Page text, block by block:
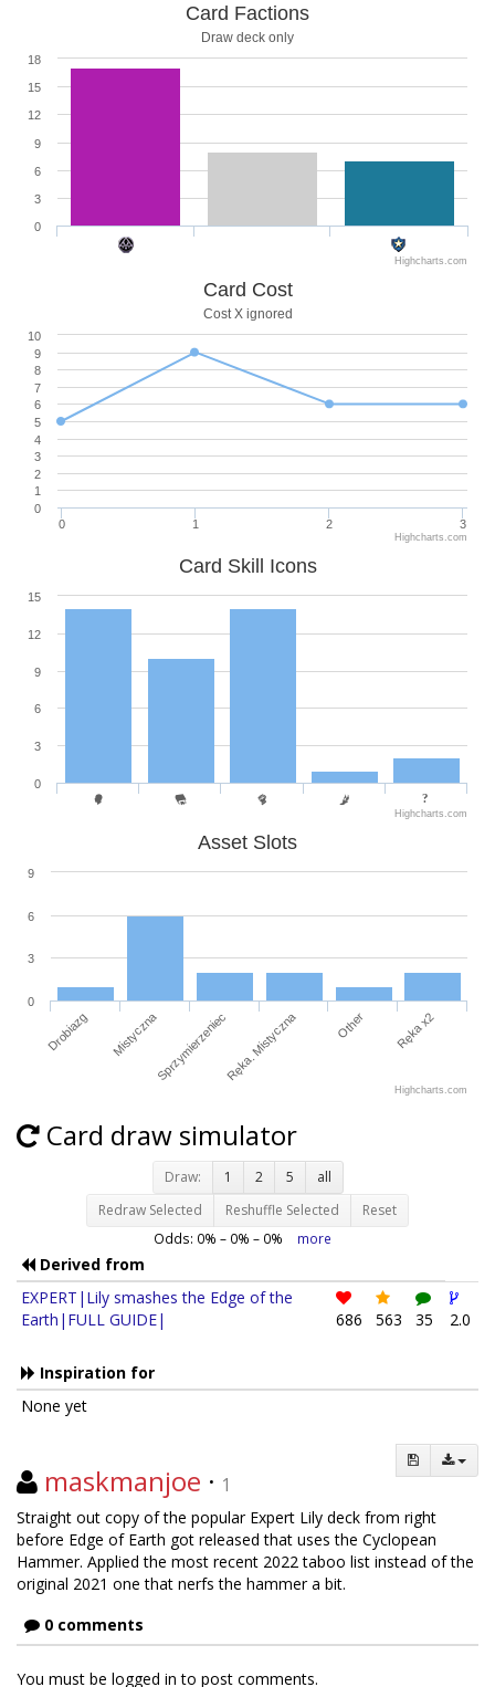
Card Factions
Draw deck only
0
3
6
9
12
15
18
Highcharts.com
Card Cost
Cost X ignored
0 1 2 3
0
1
2
3
4
5
6
7
8
9
10
Highcharts.com
Card Skill Icons
0
3
6
9
12
15
Highcharts.com
Asset Slots
0
3
6
9
Highcharts.com
Drobiazg MistycznaSprzymierzeniecRęka. Mistyczna Other Ręka x2
Card draw simulator
Draw: 1 2 5
all
Redraw Selected
Reshuffle Selected Reset
Odds: 0% – 0% – 0% more
Derived from
EXPERT|Lily smashes the Edge of the
Earth|FULL GUIDE|
686 563 35 2.0
Inspiration for
None yet
maskmanjoe · 1
Straight out copy of the popular Expert Lily deck from right
before Edge of Earth got released that uses the Cyclopean
Hammer. Applied the most recent 2022 taboo list instead of the
original 2021 one that nerfs the hammer a bit.
0 comments
You must be logged in to post comments.